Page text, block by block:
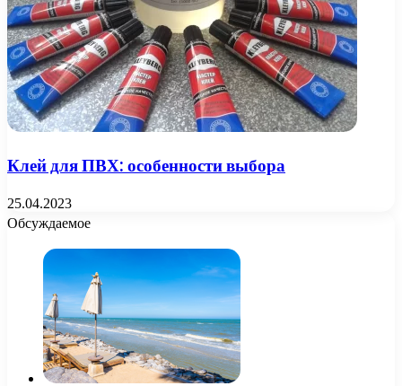
Клей для ПВХ: особенности выбора
25.04.2023
Обсуждаемое